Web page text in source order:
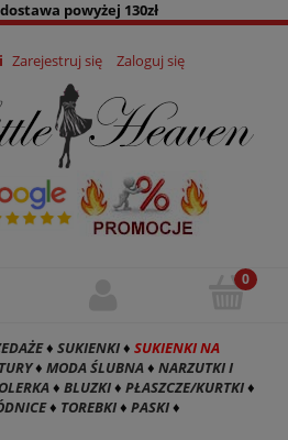
powyżej 130zł
Zarejestruj się Zaloguj się
♦ SUKIENKI♦ SUKIENKI NA
♦ MODA ŚLUBNA♦ NARZUTKI I
♦ BLUZKI♦ PŁASZCZE/KURTKI♦
♦ TOREBKI♦ PASKI♦